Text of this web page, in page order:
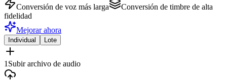
Conversión de voz más larga
Conversión de timbre de alta
fidelidad
Mejorar ahora
Individual Lote
1Subir archivo de audio